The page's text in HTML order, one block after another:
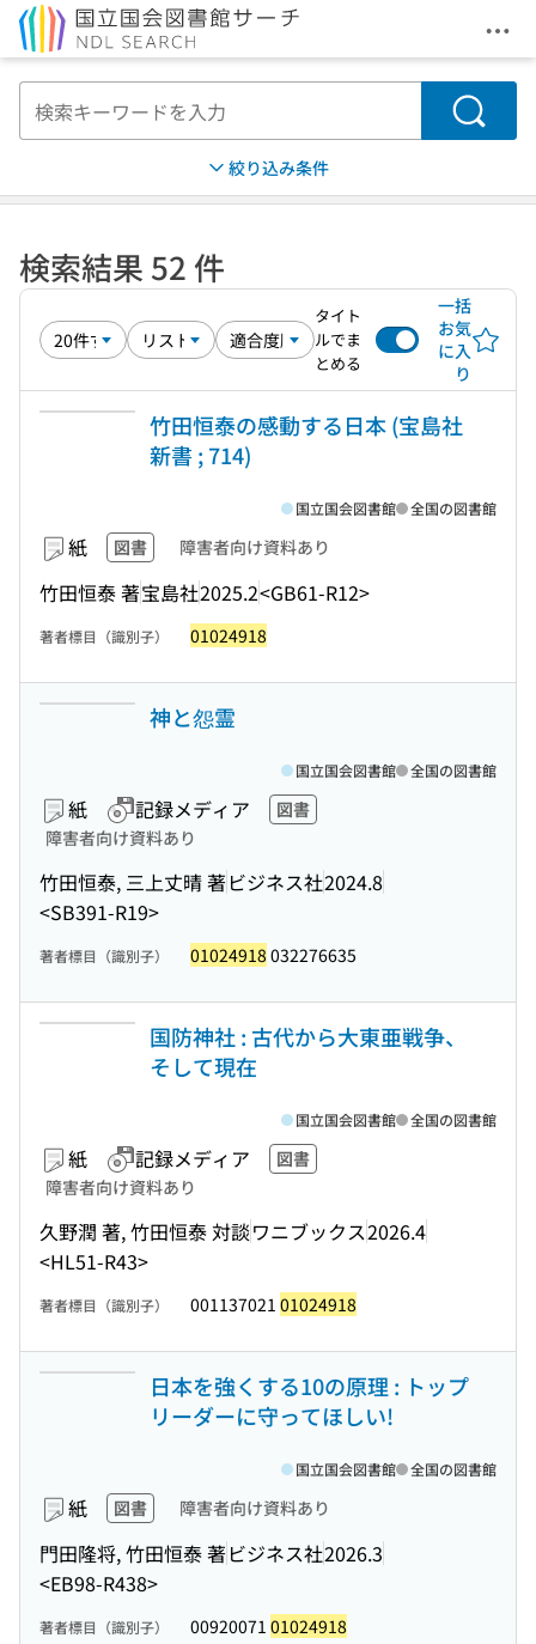
メ
検索
絞り込み条件
検索結果 52 件
タイト
ルでま
とめる
一括
お気
に入
り
竹田恒泰の感動する日本 (宝島社
新書 ; 714)
紙 図書 障害者向け資料あり
竹田恒泰 著宝島社2025.2<GB61-R12>
国立国会図書館 全国の図書館
著者標目（識別子） 01024918
神と怨霊
紙 記録メディア
図書
障害者向け資料あり
竹田恒泰, 三上丈晴 著ビジネス社2024.8
<SB391-R19>
国立国会図書館 全国の図書館
著者標目（識別子） 01024918 032276635
国防神社 : 古代から大東亜戦争、
そして現在
紙 記録メディア
図書
障害者向け資料あり
久野潤 著, 竹田恒泰 対談ワニブックス2026.4
<HL51-R43>
国立国会図書館 全国の図書館
著者標目（識別子） 001137021 01024918
日本を強くする10の原理 : トップ
リーダーに守ってほしい!
紙 図書 障害者向け資料あり
門田隆将, 竹田恒泰 著ビジネス社2026.3
<EB98-R438>
国立国会図書館 全国の図書館
著者標目（識別子） 00920071 01024918